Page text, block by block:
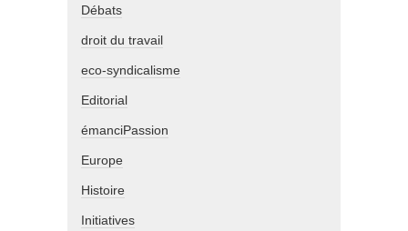
Débats
droit du travail
eco-syndicalisme
Editorial
émanciPassion
Europe
Histoire
Initiatives